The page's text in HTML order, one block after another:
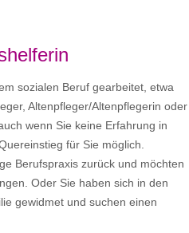
sozialen Beruf gearbeitet, etwa
Altenpfleger/Altenpflegerin oder
wenn Sie keine Erfahrung in
für Sie möglich.
Berufspraxis zurück und möchten
Oder Sie haben sich in den
gewidmet und suchen einen